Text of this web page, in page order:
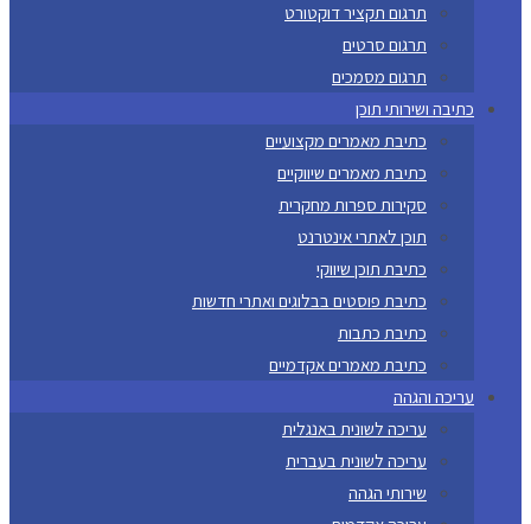
תרגום תקציר דוקטורט
תרגום סרטים
תרגום מסמכים
כתיבה ושירותי תוכן
כתיבת מאמרים מקצועיים
כתיבת מאמרים שיווקיים
סקירות ספרות מחקרית
תוכן לאתרי אינטרנט
כתיבת תוכן שיווקי
כתיבת פוסטים בבלוגים ואתרי חדשות
כתיבת כתבות
כתיבת מאמרים אקדמיים
עריכה והגהה
עריכה לשונית באנגלית
עריכה לשונית בעברית
שירותי הגהה